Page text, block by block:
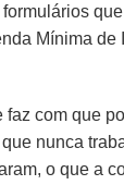
Mínima de
com que
nunca
o que a